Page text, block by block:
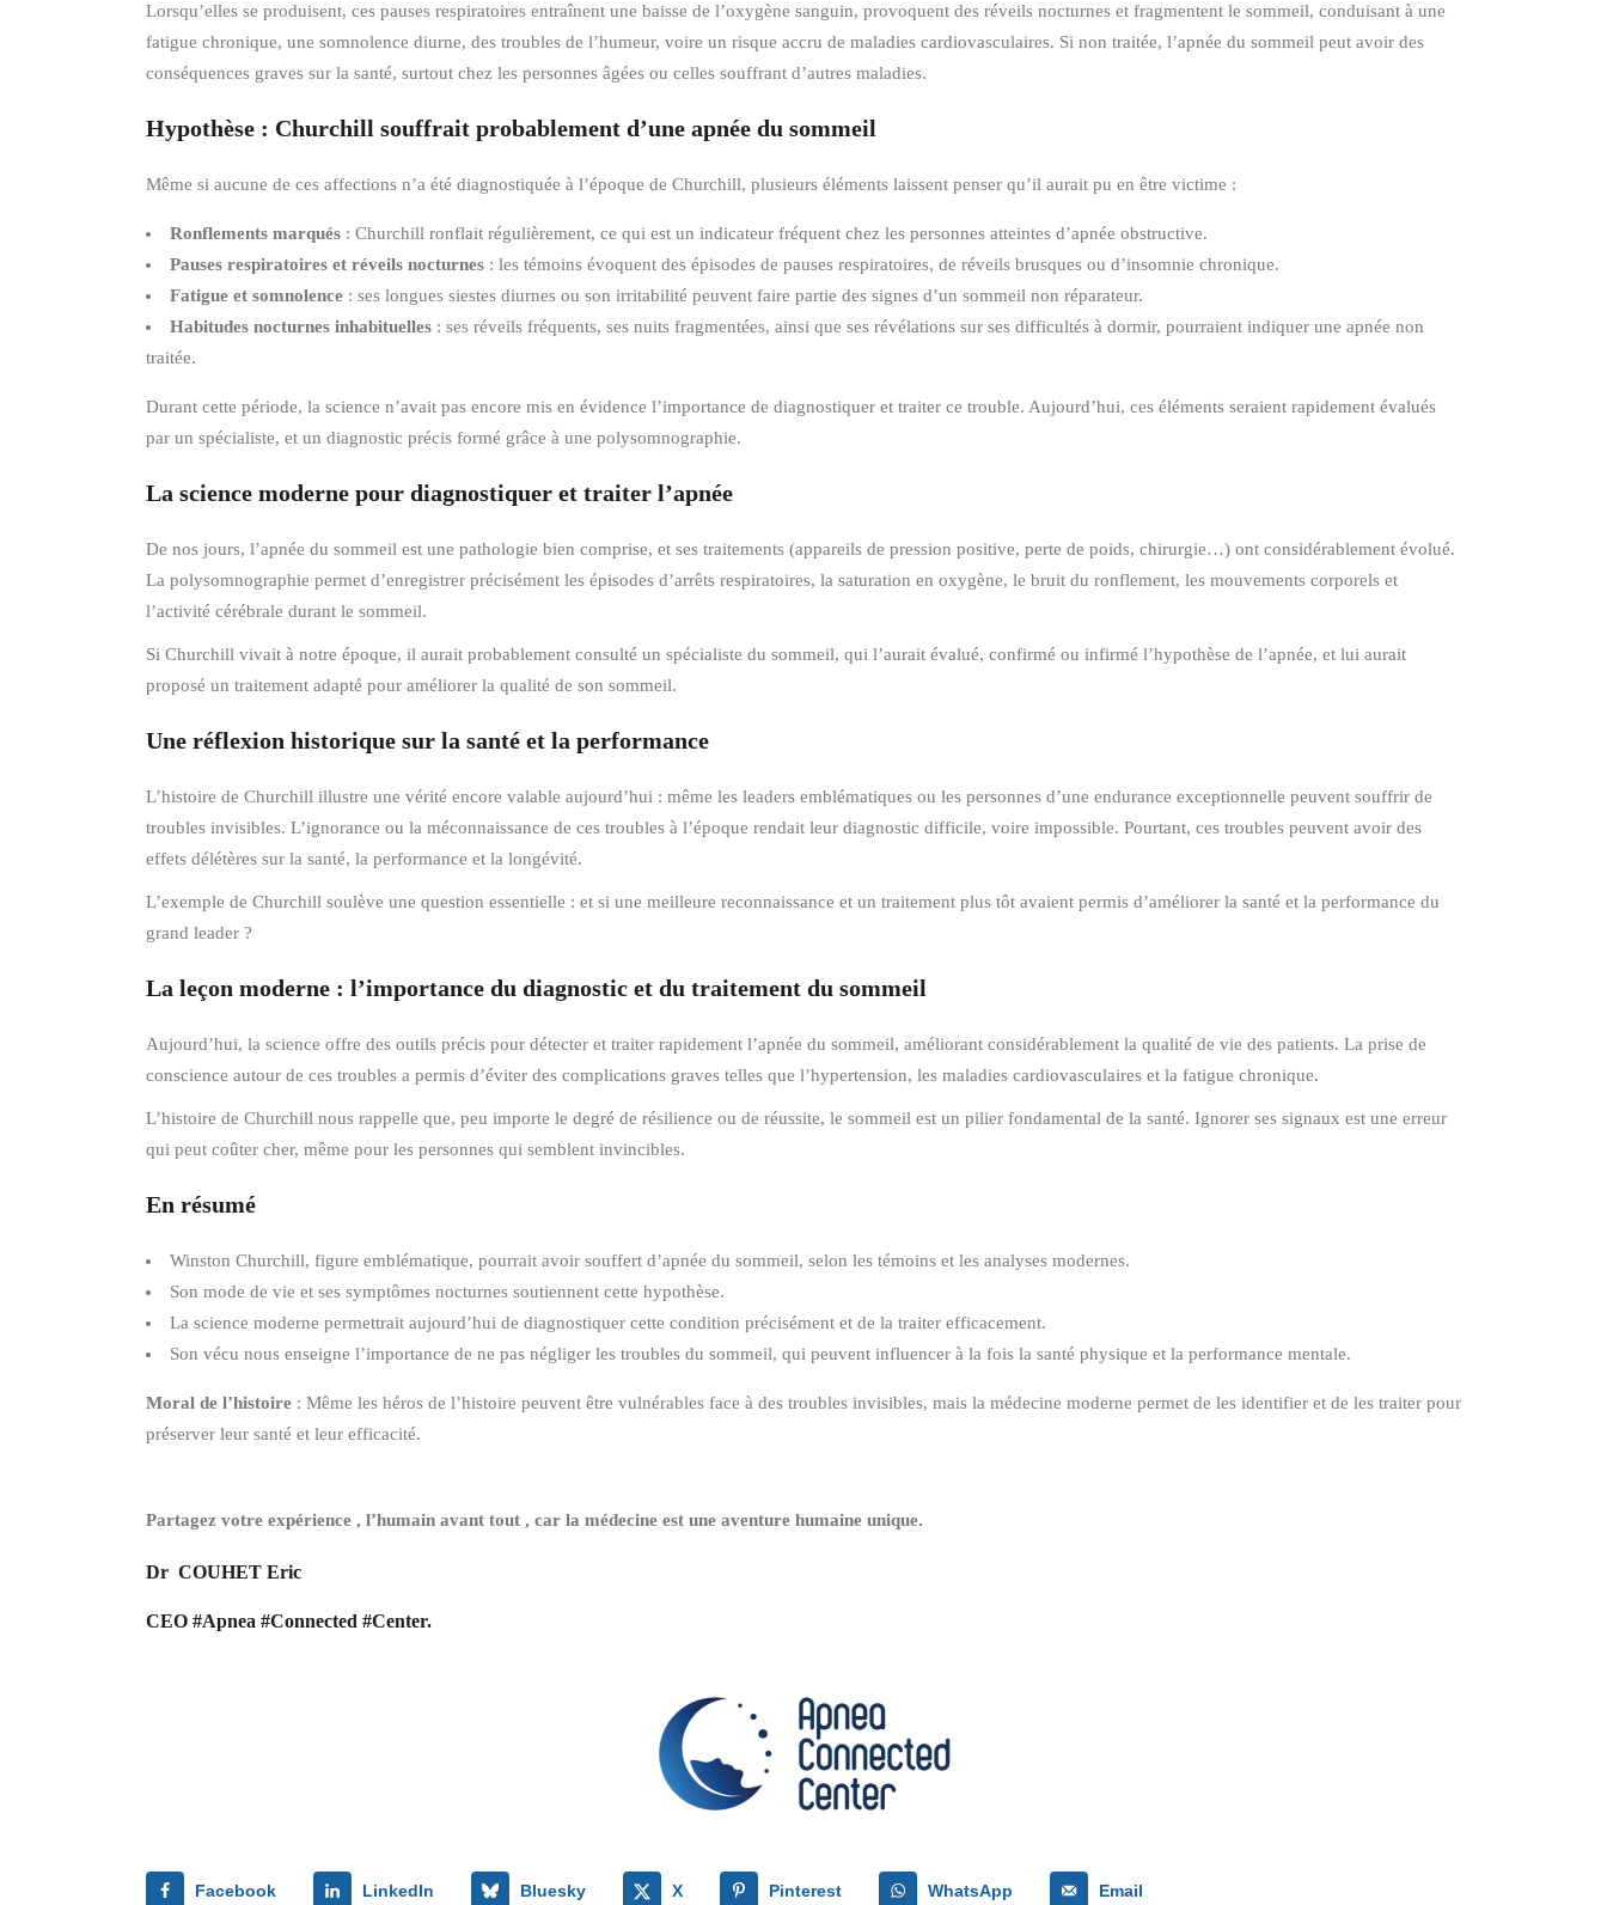
Lorsqu’elles se produisent, ces pauses respiratoires entraînent une baisse de l’oxygène sanguin, provoquent des réveils nocturnes et fragmentent le sommeil, conduisant à une
fatigue chronique, une somnolence diurne, des troubles de l’humeur, voire un risque accru de maladies cardiovasculaires. Si non traitée, l’apnée du sommeil peut avoir des
conséquences graves sur la santé, surtout chez les personnes âgées ou celles souffrant d’autres maladies.
Hypothèse : Churchill souffrait probablement d’une apnée du sommeil
Même si aucune de ces affections n’a été diagnostiquée à l’époque de Churchill, plusieurs éléments laissent penser qu’il aurait pu en être victime :
Ronflements marqués : Churchill ronflait régulièrement, ce qui est un indicateur fréquent chez les personnes atteintes d’apnée obstructive.
Pauses respiratoires et réveils nocturnes : les témoins évoquent des épisodes de pauses respiratoires, de réveils brusques ou d’insomnie chronique.
Fatigue et somnolence : ses longues siestes diurnes ou son irritabilité peuvent faire partie des signes d’un sommeil non réparateur.
Habitudes nocturnes inhabituelles : ses réveils fréquents, ses nuits fragmentées, ainsi que ses révélations sur ses difficultés à dormir, pourraient indiquer une apnée non
traitée.
Durant cette période, la science n’avait pas encore mis en évidence l’importance de diagnostiquer et traiter ce trouble. Aujourd’hui, ces éléments seraient rapidement évalués
par un spécialiste, et un diagnostic précis formé grâce à une polysomnographie.
La science moderne pour diagnostiquer et traiter l’apnée
De nos jours, l’apnée du sommeil est une pathologie bien comprise, et ses traitements (appareils de pression positive, perte de poids, chirurgie…) ont considérablement évolué.
La polysomnographie permet d’enregistrer précisément les épisodes d’arrêts respiratoires, la saturation en oxygène, le bruit du ronflement, les mouvements corporels et
l’activité cérébrale durant le sommeil.
Si Churchill vivait à notre époque, il aurait probablement consulté un spécialiste du sommeil, qui l’aurait évalué, confirmé ou infirmé l’hypothèse de l’apnée, et lui aurait
proposé un traitement adapté pour améliorer la qualité de son sommeil.
Une réflexion historique sur la santé et la performance
L’histoire de Churchill illustre une vérité encore valable aujourd’hui : même les leaders emblématiques ou les personnes d’une endurance exceptionnelle peuvent souffrir de
troubles invisibles. L’ignorance ou la méconnaissance de ces troubles à l’époque rendait leur diagnostic difficile, voire impossible. Pourtant, ces troubles peuvent avoir des
effets délétères sur la santé, la performance et la longévité.
L’exemple de Churchill soulève une question essentielle : et si une meilleure reconnaissance et un traitement plus tôt avaient permis d’améliorer la santé et la performance du
grand leader ?
La leçon moderne : l’importance du diagnostic et du traitement du sommeil
Aujourd’hui, la science offre des outils précis pour détecter et traiter rapidement l’apnée du sommeil, améliorant considérablement la qualité de vie des patients. La prise de
conscience autour de ces troubles a permis d’éviter des complications graves telles que l’hypertension, les maladies cardiovasculaires et la fatigue chronique.
L’histoire de Churchill nous rappelle que, peu importe le degré de résilience ou de réussite, le sommeil est un pilier fondamental de la santé. Ignorer ses signaux est une erreur
qui peut coûter cher, même pour les personnes qui semblent invincibles.
En résumé
Winston Churchill, figure emblématique, pourrait avoir souffert d’apnée du sommeil, selon les témoins et les analyses modernes.
Son mode de vie et ses symptômes nocturnes soutiennent cette hypothèse.
La science moderne permettrait aujourd’hui de diagnostiquer cette condition précisément et de la traiter efficacement.
Son vécu nous enseigne l’importance de ne pas négliger les troubles du sommeil, qui peuvent influencer à la fois la santé physique et la performance mentale.
Moral de l’histoire : Même les héros de l’histoire peuvent être vulnérables face à des troubles invisibles, mais la médecine moderne permet de les identifier et de les traiter pour
préserver leur santé et leur efficacité.
Partagez votre expérience , l’humain avant tout , car la médecine est une aventure humaine unique.
Dr COUHET Eric
CEO #Apnea #Connected #Center.
Facebook LinkedIn Bluesky X Pinterest WhatsApp Email